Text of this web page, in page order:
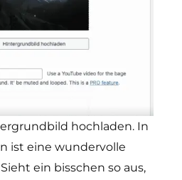
hochladen. In
ist eine wundervolle
ein bisschen so aus,